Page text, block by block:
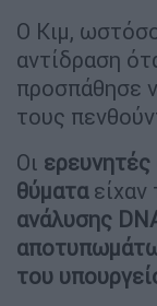
Ο Κιμ,
αντίδραση
προσπάθησε
τους
Οι
θύματαείχαν
ανάλυσης
του